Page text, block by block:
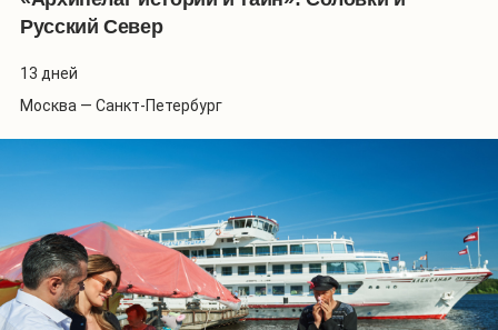
Русский Север
13 дней
Москва — Санкт-Петербург